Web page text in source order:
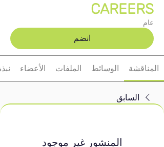
CAREERS
عام
انضم
المناقشة الوسائط الملفات الأعضاء
السابق
المنشور غير موجود